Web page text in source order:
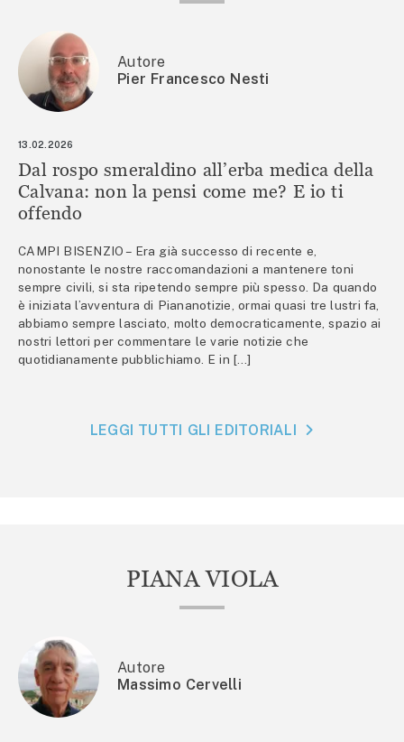
Autore
Pier Francesco Nesti
13.02.2026
Dal rospo smeraldino all’erba medica della
Calvana: non la pensi come me? E io ti
offendo
CAMPI BISENZIO – Era già successo di recente e,
nonostante le nostre raccomandazioni a mantenere toni
sempre civili, si sta ripetendo sempre più spesso. Da quando
è iniziata l’avventura di Piananotizie, ormai quasi tre lustri fa,
abbiamo sempre lasciato, molto democraticamente, spazio ai
nostri lettori per commentare le varie notizie che
quotidianamente pubblichiamo. E in […]
LEGGI TUTTI GLI EDITORIALI
PIANA VIOLA
Autore
Massimo Cervelli